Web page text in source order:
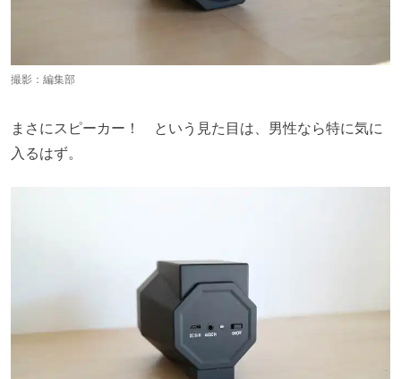
撮影：編集部
まさにスピーカー！ という見た目は、男性なら特に気に
入るはず。